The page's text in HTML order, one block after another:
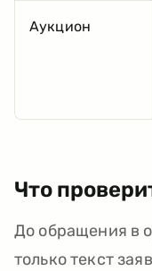
Аукцион
Что
До обращения в
только текст